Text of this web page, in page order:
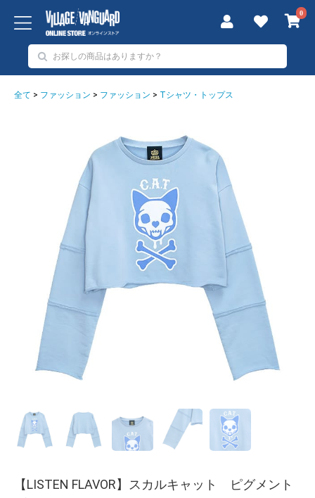
0
全て > ファッション > ファッション > Tシャツ・トップス
【LISTEN FLAVOR】スカルキャット ピグメント